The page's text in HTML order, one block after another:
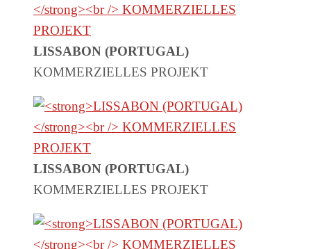
LISSABON (PORTUGAL)
KOMMERZIELLES PROJEKT
LISSABON (PORTUGAL)
KOMMERZIELLES PROJEKT